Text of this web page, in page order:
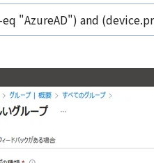
"AzureAD") and